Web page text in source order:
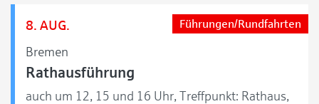
8. AUG.
Bremen
Führungen/Rundfahrten
Rathausführung
auch um 12, 15 und 16 Uhr, Treffpunkt: Rathaus,